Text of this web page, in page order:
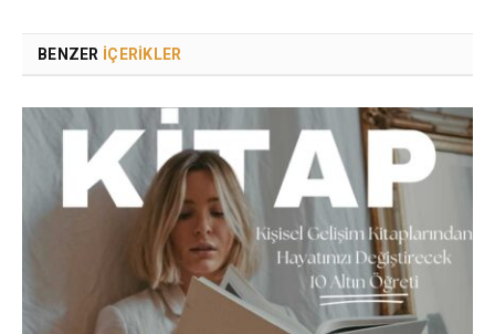
BENZER İÇERIKLER